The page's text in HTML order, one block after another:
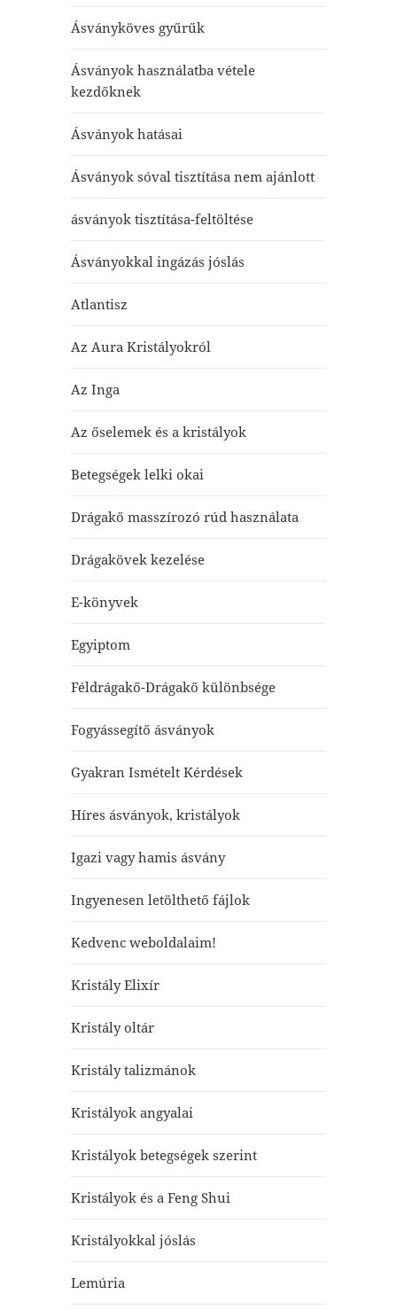
Ásványköves gyűrűk
Ásványok használatba vétele
kezdőknek
Ásványok hatásai
Ásványok sóval tisztítása nem ajánlott
ásványok tisztítása-feltöltése
Ásványokkal ingázás jóslás
Atlantisz
Az Aura Kristályokról
Az Inga
Az őselemek és a kristályok
Betegségek lelki okai
Drágakő masszírozó rúd használata
Drágakövek kezelése
E-könyvek
Egyiptom
Féldrágakő-Drágakő különbsége
Fogyássegítő ásványok
Gyakran Ismételt Kérdések
Híres ásványok, kristályok
Igazi vagy hamis ásvány
Ingyenesen letölthető fájlok
Kedvenc weboldalaim!
Kristály Elixír
Kristály oltár
Kristály talizmánok
Kristályok angyalai
Kristályok betegségek szerint
Kristályok és a Feng Shui
Kristályokkal jóslás
Lemúria